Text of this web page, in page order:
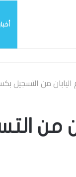
من التسجيل
من